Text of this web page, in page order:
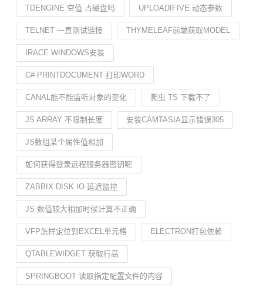
TDENGINE 空值 占磁盘吗 UPLOADIFIVE 动态参数
TELNET 一直测试链接 THYMELEAF前端获取MODEL
IRACE WINDOWS安装
C# PRINTDOCUMENT 打印WORD
CANAL能不能监听对象的变化 爬虫 TS 下载不了
JS ARRAY 不限制长度 安装CAMTASIA显示错误305
JS数组某个属性值相加
如何获得登录远程服务器密钥呢
ZABBIX DISK IO 延迟监控
JS 数值较大相加时候计算不正确
VFP怎样定位到EXCEL单元格 ELECTRON打包依赖
QTABLEWIDGET 获取行高
SPRINGBOOT 读取指定配置文件的内容